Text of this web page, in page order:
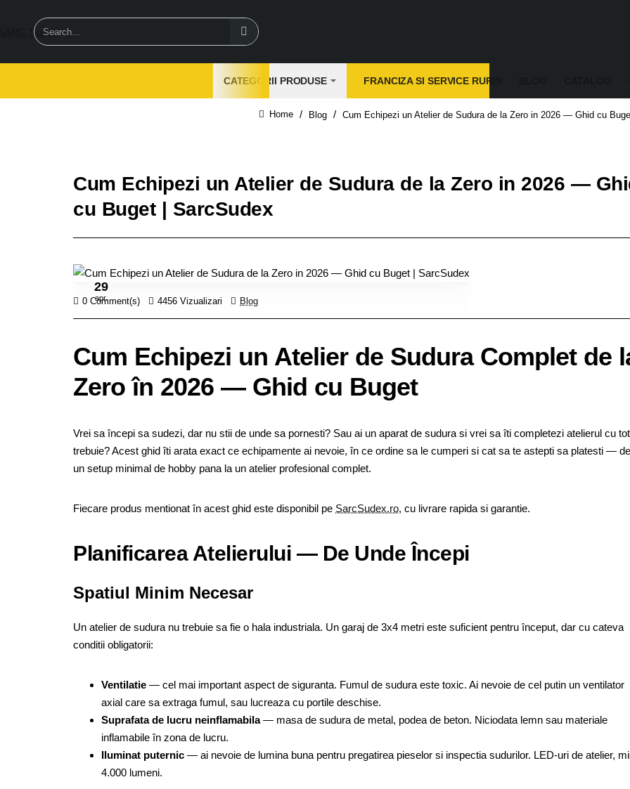
Search...
CATEGORII PRODUSE FRANCIZA SI SERVICE RURIS
Blog Cum Echipezi un Atelier de Sudura de la Zero in 2026 — Ghid cu
Cum Echipezi un Atelier de Sudura de la Zero in 2026 —
cu Buget | SarcSudex
29
apr.
0 Comment(s) 4456 Vizualizari Blog
Cum Echipezi un Atelier de Sudura Complet de
Zero în 2026 — Ghid cu Buget
Vrei sa începi sa sudezi, dar nu stii de unde sa pornesti? Sau ai un aparat de sudura si vrei sa îti completezi atelierul cu
trebuie? Acest ghid îti arata exact ce echipamente ai nevoie, în ce ordine sa le cumperi si cat sa te astepti sa platesti —
un setup minimal de hobby pana la un atelier profesional complet.
Fiecare produs mentionat în acest ghid este disponibil pe SarcSudex.ro, cu livrare rapida si garantie.
Planificarea Atelierului — De Unde Începi
Spatiul Minim Necesar
Un atelier de sudura nu trebuie sa fie o hala industriala. Un garaj de 3x4 metri este suficient pentru început, dar cu cateva
conditii obligatorii:
Ventilatie — cel mai important aspect de siguranta. Fumul de sudura este toxic. Ai nevoie de cel putin un ventilator
axial care sa extraga fumul, sau lucreaza cu portile deschise.
Suprafata de lucru neinflamabila— masa de sudura de metal, podea de beton. Niciodata lemn sau materiale
inflamabile în zona de lucru.
Iluminat puternic — ai nevoie de lumina buna pentru pregatirea pieselor si inspectia sudurilor. LED-uri de atelier,
4.000 lumeni.